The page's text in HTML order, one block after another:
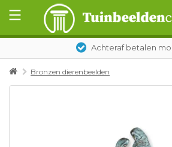
Achteraf betalen
Bronzen dierenbeelden